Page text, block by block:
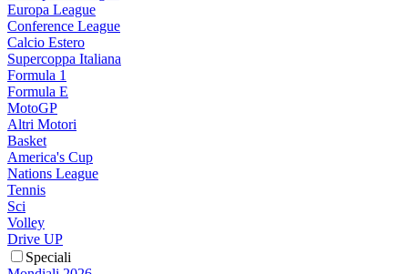
Europa League
Conference League
Calcio Estero
Supercoppa Italiana
Formula 1
Formula E
MotoGP
Altri Motori
Basket
America's Cup
Nations League
Tennis
Sci
Volley
Drive UP
Speciali